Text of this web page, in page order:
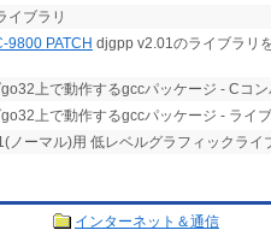
イブラリ
9800 PATCH djgpp v2.01のライブラリ
上で動作するgccパッケージ - Cコ
上で動作するgccパッケージ - ライ
ノーマル)用 低レベルグラフィックライ
インターネット＆通信